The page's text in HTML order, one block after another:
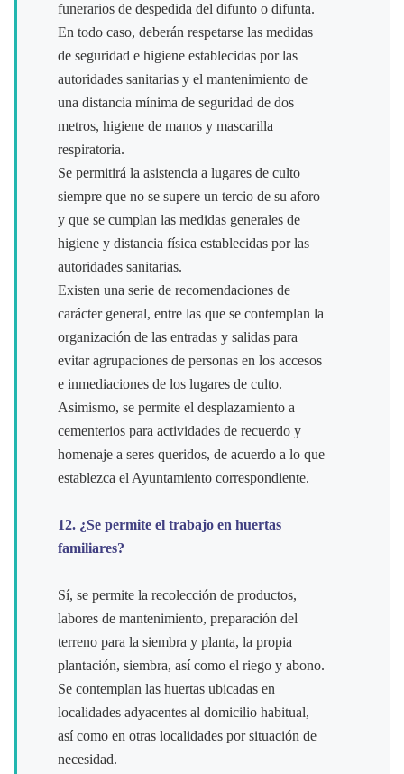
funerarios de despedida del difunto o difunta.
En todo caso, deberán respetarse las medidas
de seguridad e higiene establecidas por las
autoridades sanitarias y el mantenimiento de
una distancia mínima de seguridad de dos
metros, higiene de manos y mascarilla
respiratoria.
Se permitirá la asistencia a lugares de culto
siempre que no se supere un tercio de su aforo
y que se cumplan las medidas generales de
higiene y distancia física establecidas por las
autoridades sanitarias.
Existen una serie de recomendaciones de
carácter general, entre las que se contemplan la
organización de las entradas y salidas para
evitar agrupaciones de personas en los accesos
e inmediaciones de los lugares de culto.
Asimismo, se permite el desplazamiento a
cementerios para actividades de recuerdo y
homenaje a seres queridos, de acuerdo a lo que
establezca el Ayuntamiento correspondiente.
12. ¿Se permite el trabajo en huertas
familiares?
Sí, se permite la recolección de productos,
labores de mantenimiento, preparación del
terreno para la siembra y planta, la propia
plantación, siembra, así como el riego y abono.
Se contemplan las huertas ubicadas en
localidades adyacentes al domicilio habitual,
así como en otras localidades por situación de
necesidad.